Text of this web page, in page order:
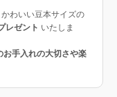
わいい豆本サイズの
レゼント いたしま
お手入れの大切さや楽